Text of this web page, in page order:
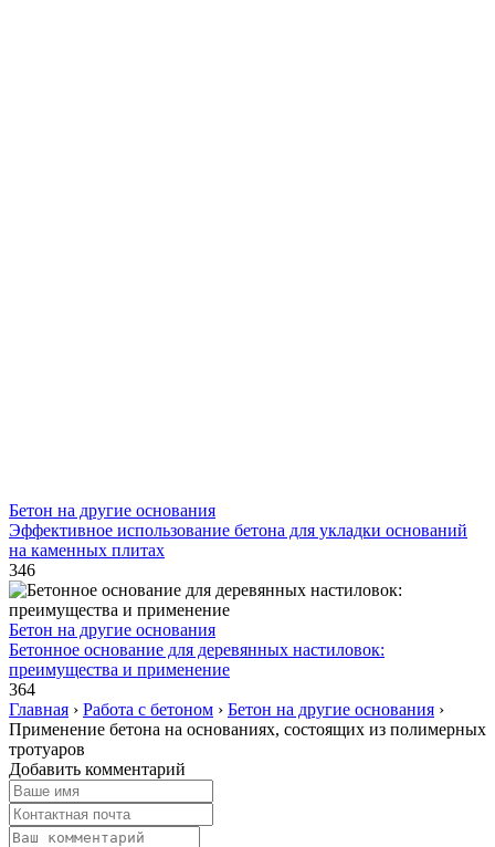
Бетон на другие основания
Эффективное использование бетона для укладки оснований
на каменных плитах
346
Бетон на другие основания
Бетонное основание для деревянных настиловок:
преимущества и применение
364
Главная › Работа с бетоном › Бетон на другие основания ›
Применение бетона на основаниях, состоящих из полимерных
тротуаров
Добавить комментарий